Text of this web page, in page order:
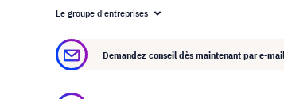
À propos de visunext.fr
Le groupe d'entreprises
Demandez conseil dès maintenant par e-